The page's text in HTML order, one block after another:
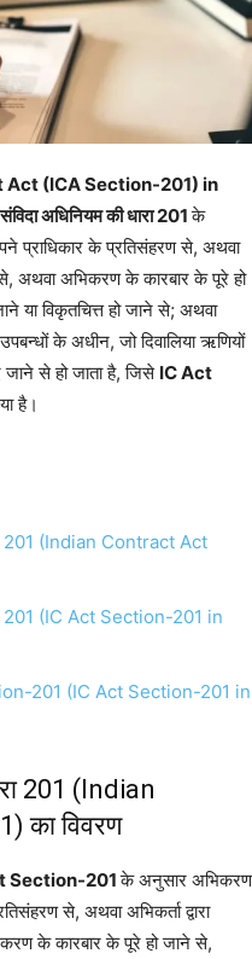
(ICA Section-201) in
अधिनियम की धारा 201के
प्राधिकार के प्रतिसंहरण से, अथवा
अथवा अभिकरण के कारबार के पूरे हो
या विकृतचित्त हो जाने से; अथवा
के अधीन, जो दिवालिया ऋणियों
जाने से हो जाता है, जिसे IC Act
है।
201 (Indian Contract Act
201 (IC Act Section-201 in
201 (IC Act Section-201 in
201 (Indian
का विवरण
Section-201के अनुसार अभिकरण
से, अथवा अभिकर्ता द्वारा
के कारबार के पूरे हो जाने से,